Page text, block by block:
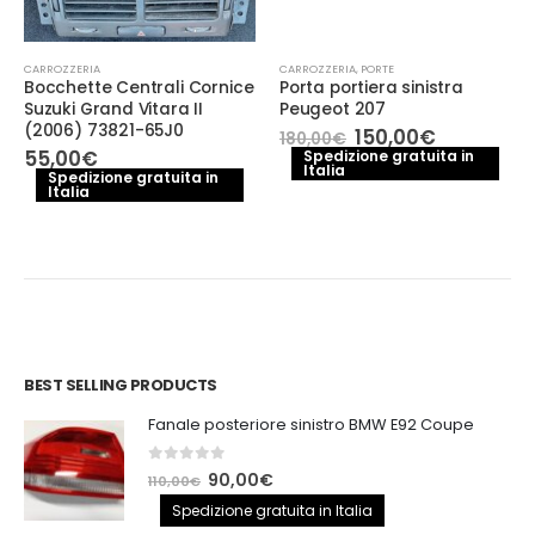
CARROZZERIA
Bocchette Centrali Cornice
Suzuki Grand Vitara II
(2006) 73821-65J0
55,00€
Spedizione gratuita in
Italia
CARROZZERIA, PORTE
Porta portiera sinistra
Peugeot 207
180,00€ Il
prezzo
originale
150,00€Il
prezzo
attuale
Spedizione gratuita in
Italia
BEST SELLING PRODUCTS
Fanale posteriore sinistro BMW E92 Coupe
out of 5
110,00€ Il
prezzo
90,00€Il
prezzo
Spedizione gratuita in Italia